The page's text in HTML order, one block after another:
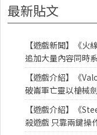
最新貼文
【遊戲新聞】《火
追加大量內容同時
【遊戲介紹】《
破崙軍亡靈以槍械
【遊戲介紹】《
殺遊戲 只靠兩鍵操